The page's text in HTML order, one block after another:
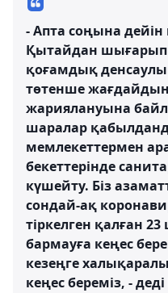
- Апта соңына
Қытайдан
қоғамдық
төтенше
жариялануына
шаралар
мемлекеттермен
бекеттерінде
күшейту. Біз
сондай-ақ
тіркелген қалған
бармауға кеңес
кезеңге
кеңес береміз, -